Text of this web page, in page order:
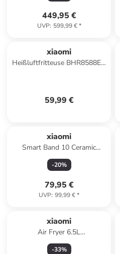
449,95 €
UVP: 599,99 €*
xiaomi
Heißluftfritteuse BHR8588EU
59,99 €
xiaomi
Smart Band 10 Ceramic
Edition EU
-20%
79,95 €
UVP: 99,99 €*
xiaomi
Air Fryer 6.5L
Heißluftfritteuse
-33%